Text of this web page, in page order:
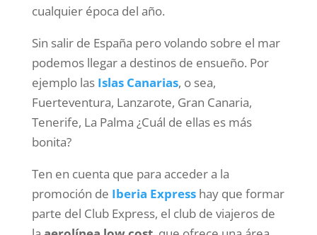
cualquier época del año.
Sin salir de España pero volando sobre el mar
podemos llegar a destinos de ensueño. Por
ejemplo las Islas Canarias, o sea,
Fuerteventura, Lanzarote, Gran Canaria,
Tenerife, La Palma ¿Cuál de ellas es más
bonita?
Ten en cuenta que para acceder a la
promoción de Iberia Expresshay que formar
parte del Club Express, el club de viajeros de